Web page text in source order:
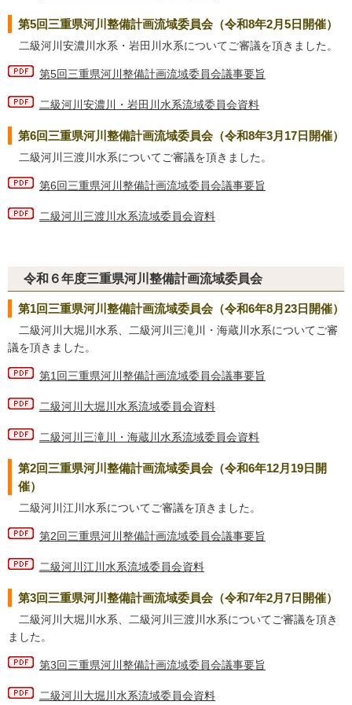
第5回三重県河川整備計画流域委員会（令和8年2月5日開催）
二級河川安濃川水系・岩田川水系についてご審議を頂きました。
第5回三重県河川整備計画流域委員会議事要旨
二級河川安濃川・岩田川水系流域委員会資料
第6回三重県河川整備計画流域委員会（令和8年3月17日開催）
二級河川三渡川水系についてご審議を頂きました。
第6回三重県河川整備計画流域委員会議事要旨
二級河川三渡川水系流域委員会資料
令和６年度三重県河川整備計画流域委員会
第1回三重県河川整備計画流域委員会（令和6年8月23日開催）
二級河川大堀川水系、二級河川三滝川・海蔵川水系についてご審
議を頂きました。
第1回三重県河川整備計画流域委員会議事要旨
二級河川大堀川水系流域委員会資料
二級河川三滝川・海蔵川水系流域委員会資料
第2回三重県河川整備計画流域委員会（令和6年12月19日開
催）
二級河川江川水系についてご審議を頂きました。
第2回三重県河川整備計画流域委員会議事要旨
二級河川江川水系流域委員会資料
第3回三重県河川整備計画流域委員会（令和7年2月7日開催）
二級河川大堀川水系、二級河川三渡川水系についてご審議を頂き
ました。
第3回三重県河川整備計画流域委員会議事要旨
二級河川大堀川水系流域委員会資料